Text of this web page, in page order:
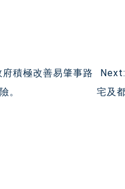
積極改善易肇事路
。
Next:
宅及